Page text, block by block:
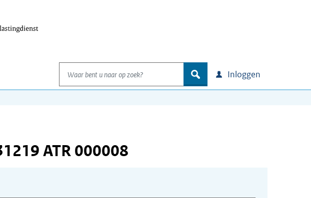
Waar bent u naar op zoek?
zoek Inloggen
ATR 000008